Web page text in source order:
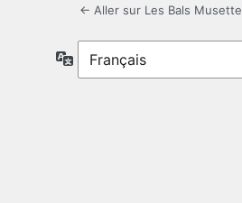
← Aller sur Les Bals Musette
Langue